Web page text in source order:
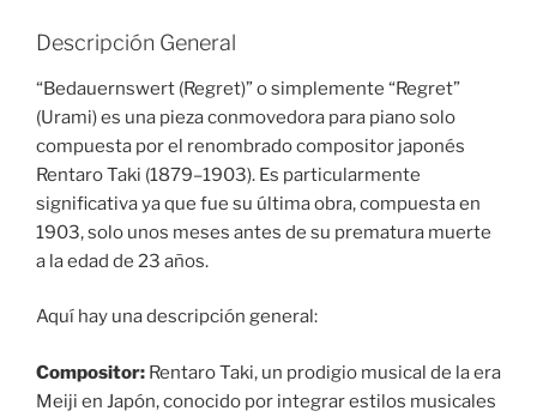
Descripción General
“Bedauernswert (Regret)” o simplemente “Regret”
(Urami) es una pieza conmovedora para piano solo
compuesta por el renombrado compositor japonés
Rentaro Taki (1879–1903). Es particularmente
significativa ya que fue su última obra, compuesta en
1903, solo unos meses antes de su prematura muerte
a la edad de 23 años.
Aquí hay una descripción general:
Compositor: Rentaro Taki, un prodigio musical de la era
Meiji en Japón, conocido por integrar estilos musicales